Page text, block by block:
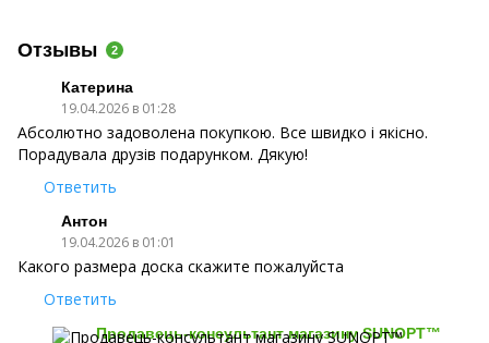
Отзывы 2
Катерина
19.04.2026 в 01:28
Абсолютно задоволена покупкою. Все швидко і якісно.
Порадувала друзів подарунком. Дякую!
Ответить
Антон
19.04.2026 в 01:01
Какого размера доска скажите пожалуйста
Ответить
Продавець-консультант магазину SUNOPT™